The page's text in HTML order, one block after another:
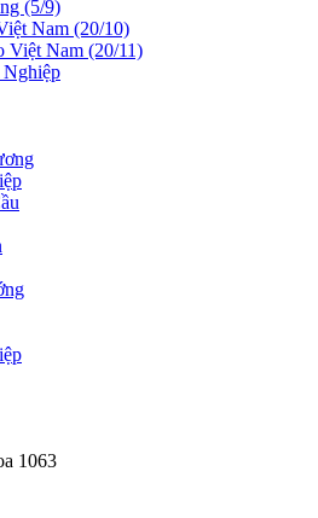
(5/9)
Nam (20/10)
Việt Nam (20/11)
1063